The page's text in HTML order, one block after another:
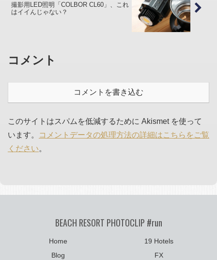
撮影用LED照明「COLBOR CL60」、これ
はイイんじゃない？
コメント
コメントを書き込む
このサイトはスパムを低減するために Akismet を使って
います。
コメントデータの処理方法の詳細はこちらをご覧
ください。
BEACH RESORT PHOTOCLIP #run
Home
19 Hotels
Blog
FX